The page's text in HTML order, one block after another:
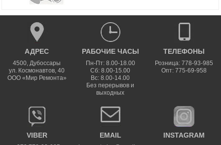
АДРЕС
4500,Дубоссары
ул. Космонавтов, 40
ООО «Мир Ремонта»
РАБОЧИЕ ЧАСЫ
Пн-Пт: 8.00-18.00
Сб: 8.00-15.00
Вс: 8.00-14.00
Без перерывов и
выходных
ТЕЛЕФОНЫ
Розница: 778-93-985
Опт: 775-69-958
VIBER EMAIL INSTAGRAM